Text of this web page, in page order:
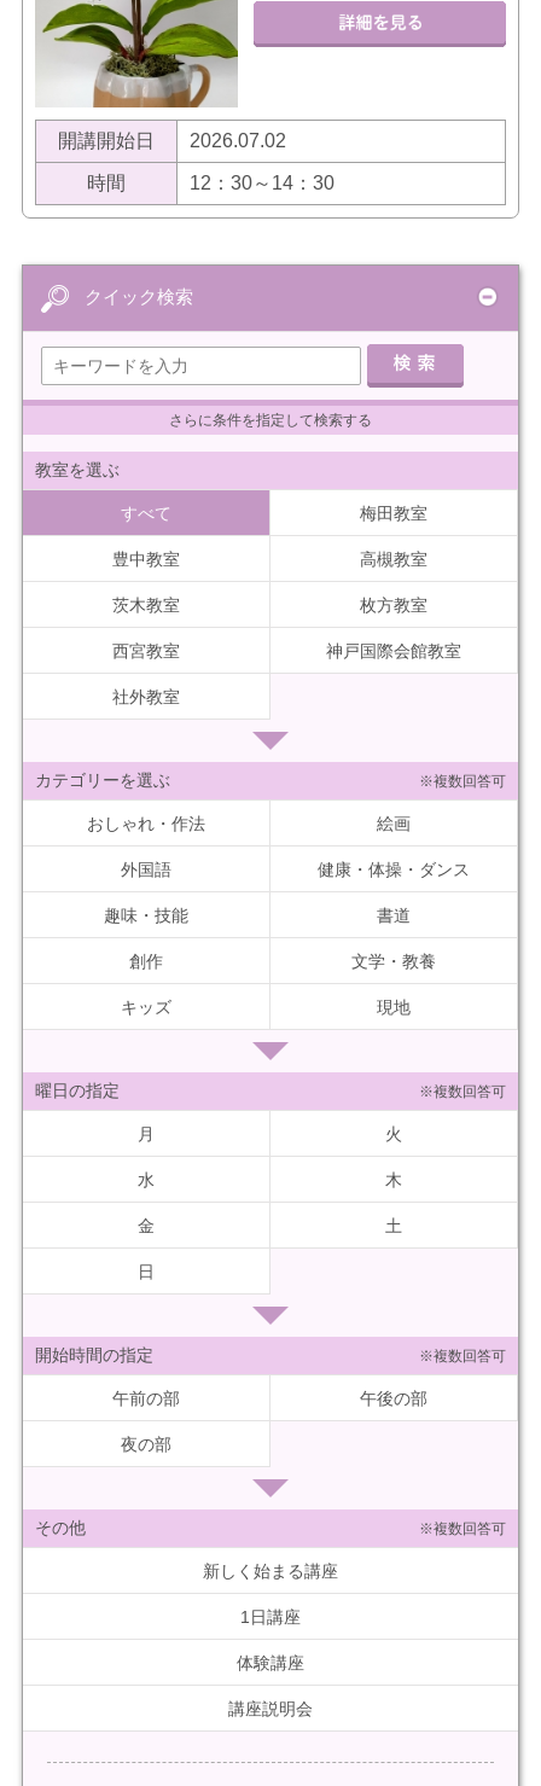
開講開始日 2026.07.02
時間 12：30～14：30
クイック検索
さらに条件を指定して検索する
教室を選ぶ
すべて 梅田教室
豊中教室 高槻教室
茨木教室 枚方教室
西宮教室 神戸国際会館教室
社外教室
カテゴリーを選ぶ ※複数回答可
おしゃれ・作法 絵画
外国語 健康・体操・ダンス
趣味・技能 書道
創作 文学・教養
キッズ 現地
曜日の指定 ※複数回答可
月 火
水 木
金 土
日
開始時間の指定 ※複数回答可
午前の部 午後の部
夜の部
その他 ※複数回答可
新しく始まる講座
1日講座
体験講座
講座説明会